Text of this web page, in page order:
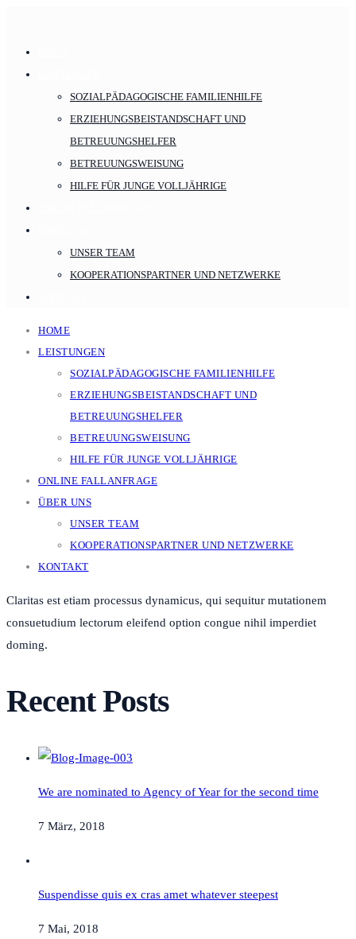
SOZIALPÄDAGOGISCHE FAMILIENHILFE
ERZIEHUNGSBEISTANDSCHAFT UND
BETREUUNGSHELFER
BETREUUNGSWEISUNG
HILFE FÜR JUNGE VOLLJÄHRIGE
UNSER TEAM
KOOPERATIONSPARTNER UND NETZWERKE
HOME
LEISTUNGEN
SOZIALPÄDAGOGISCHE FAMILIENHILFE
ERZIEHUNGSBEISTANDSCHAFT UND
BETREUUNGSHELFER
BETREUUNGSWEISUNG
HILFE FÜR JUNGE VOLLJÄHRIGE
ONLINE FALLANFRAGE
ÜBER UNS
UNSER TEAM
KOOPERATIONSPARTNER UND NETZWERKE
KONTAKT
Claritas est etiam processus dynamicus, qui sequitur mutationem
consuetudium lectorum eleifend option congue nihil imperdiet
doming.
Recent Posts
We are nominated to Agency of Year for the second time
7 März, 2018
Suspendisse quis ex cras amet whatever steepest
7 Mai, 2018